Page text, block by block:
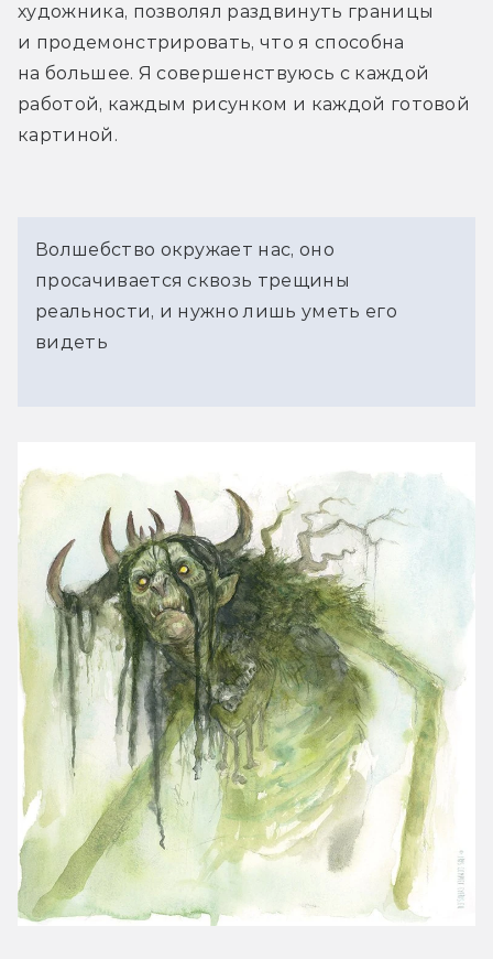
художника, позволял раздвинуть границы
и продемонстрировать, что я способна
на большее. Я совершенствуюсь с каждой
работой, каждым рисунком и каждой готовой
картиной.
Волшебство окружает нас, оно
просачивается сквозь трещины
реальности, и нужно лишь уметь его
видеть